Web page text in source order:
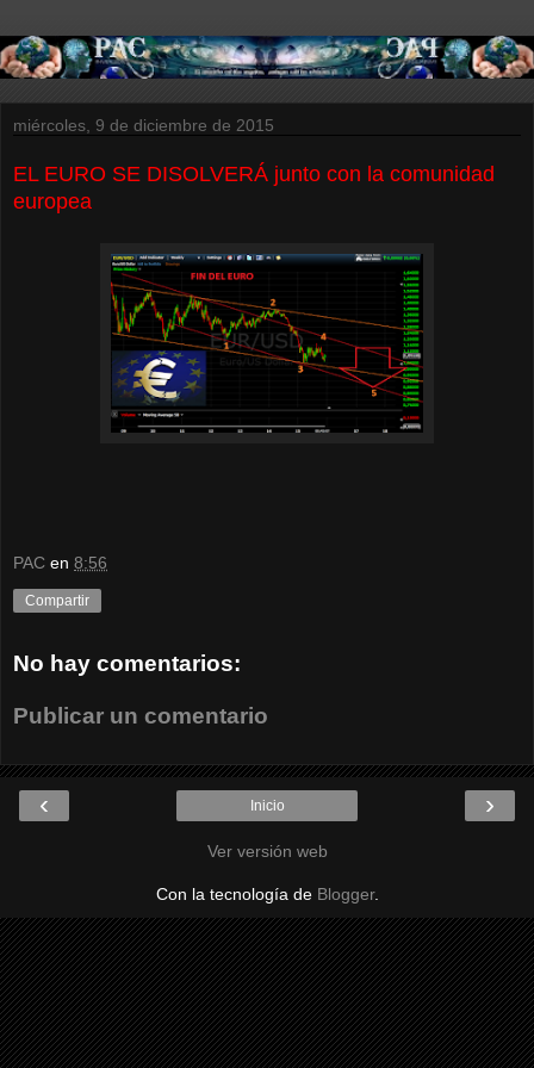
miércoles, 9 de diciembre de 2015
EL EURO SE DISOLVERÁ junto con la comunidad
europea
PAC en 8:56
Compartir
No hay comentarios:
Publicar un comentario
‹ ›
Inicio
Ver versión web
Con la tecnología de Blogger.